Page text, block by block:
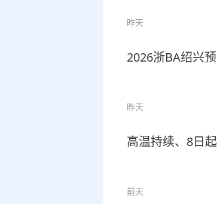
昨天
2026浙BA绍兴
昨天
高温持续、8日
前天